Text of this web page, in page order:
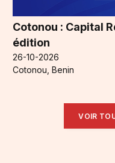
Cotonou : Capital
édition
26-10-2026
Cotonou, Benin
VOIR